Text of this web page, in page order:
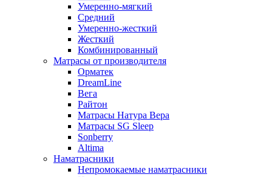
Умеренно-мягкий
Средний
Умеренно-жесткий
Жесткий
Комбинированный
Матрасы от производителя
Орматек
DreamLine
Вега
Райтон
Матрасы Натура Вера
Матрасы SG Sleep
Sonberry
Altima
Наматрасники
Непромокаемые наматрасники